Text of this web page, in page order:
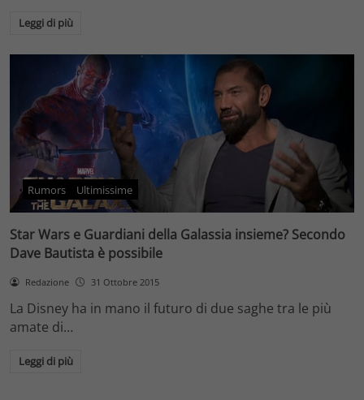
Leggi di più
Rumors Ultimissime
Star Wars e Guardiani della Galassia insieme? Secondo
Dave Bautista è possibile
Redazione 31 Ottobre 2015
La Disney ha in mano il futuro di due saghe tra le più
amate di…
Leggi di più